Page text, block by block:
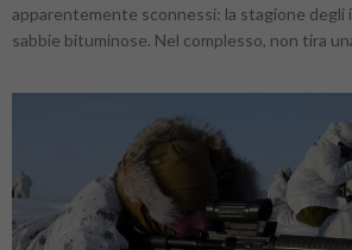
apparentemente sconnessi: la stagione degli
sabbie bituminose. Nel complesso, non tira